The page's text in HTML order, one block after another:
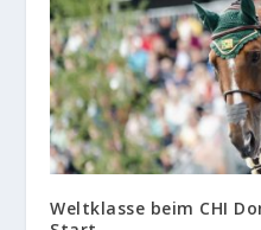
Weltklasse beim CHI